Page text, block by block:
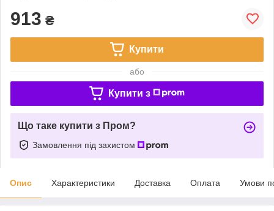
913 ₴
Купити
або
Купити з
Що таке купити з Пром?
Замовлення під захистом
Опис Характеристики Доставка Оплата Умови